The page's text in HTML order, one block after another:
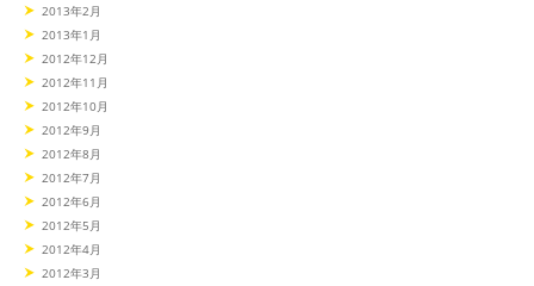
2013年2月
2013年1月
2012年12月
2012年11月
2012年10月
2012年9月
2012年8月
2012年7月
2012年6月
2012年5月
2012年4月
2012年3月